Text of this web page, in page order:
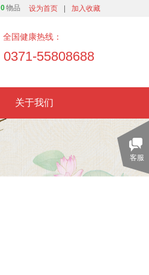
设为首页 加入收藏
0物品
0371-55808688
全国健康热线：
关于我们
客服